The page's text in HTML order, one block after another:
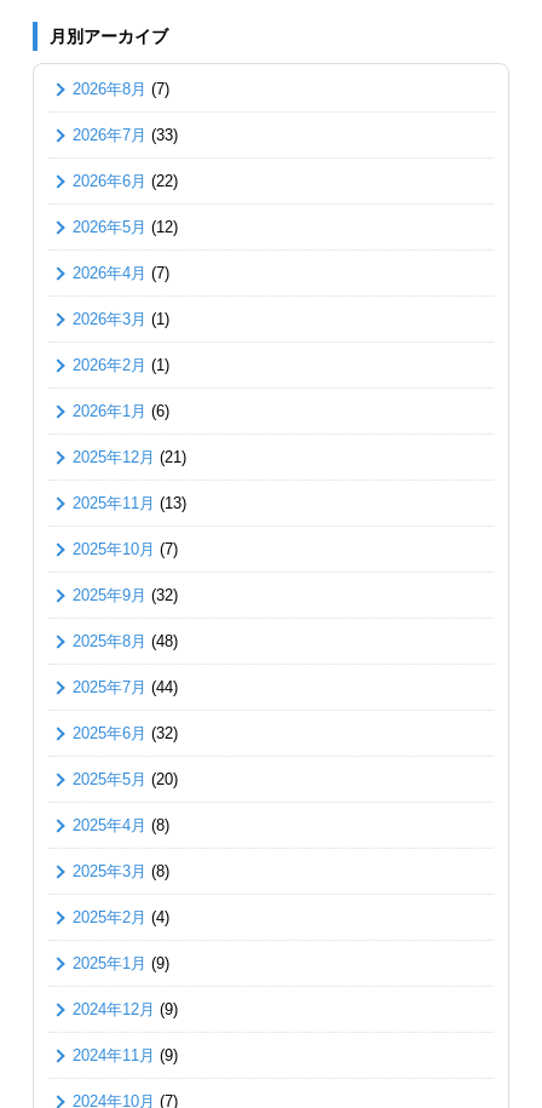
月別アーカイブ
2026年8月 (7)
2026年7月 (33)
2026年6月 (22)
2026年5月 (12)
2026年4月 (7)
2026年3月 (1)
2026年2月 (1)
2026年1月 (6)
2025年12月 (21)
2025年11月 (13)
2025年10月 (7)
2025年9月 (32)
2025年8月 (48)
2025年7月 (44)
2025年6月 (32)
2025年5月 (20)
2025年4月 (8)
2025年3月 (8)
2025年2月 (4)
2025年1月 (9)
2024年12月 (9)
2024年11月 (9)
2024年10月 (7)